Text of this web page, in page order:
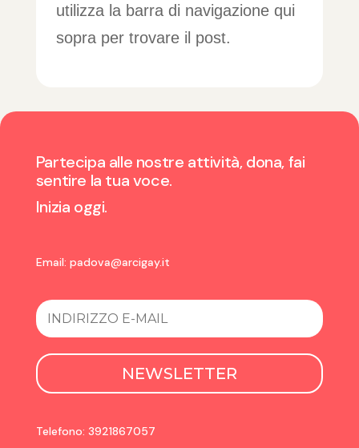
utilizza la barra di navigazione qui
sopra per trovare il post.
Partecipa alle nostre attività, dona, fai
sentire la tua voce.
Inizia oggi.
Email: padova@arcigay.it
NEWSLETTER
Telefono: 3921867057